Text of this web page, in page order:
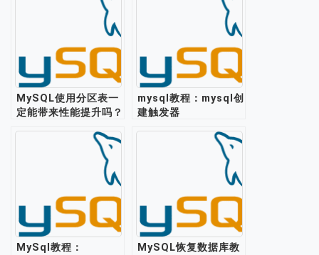
MySQL使用分区表一
定能带来性能提升吗？
mysql教程：mysql创
建触发器
MySql教程：
MySQL恢复数据库教